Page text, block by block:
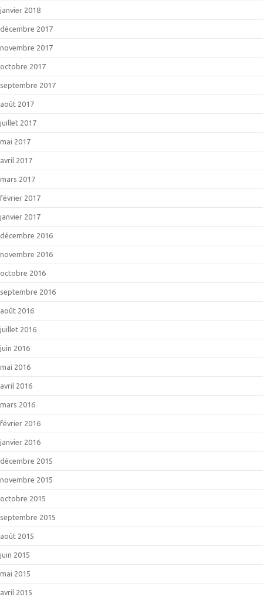
janvier 2018
décembre 2017
novembre 2017
octobre 2017
septembre 2017
août 2017
juillet 2017
mai 2017
avril 2017
mars 2017
février 2017
janvier 2017
décembre 2016
novembre 2016
octobre 2016
septembre 2016
août 2016
juillet 2016
juin 2016
mai 2016
avril 2016
mars 2016
février 2016
janvier 2016
décembre 2015
novembre 2015
octobre 2015
septembre 2015
août 2015
juin 2015
mai 2015
avril 2015